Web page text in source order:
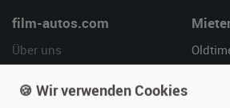
film-autos.com
Über uns
Referenzen
🍪 Wir verwenden Cookies